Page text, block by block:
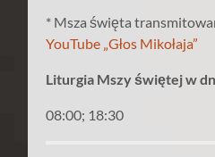
* Msza święta
YouTube „Głos Mikołaja”
Liturgia Mszy świętej w
08:00; 18:30